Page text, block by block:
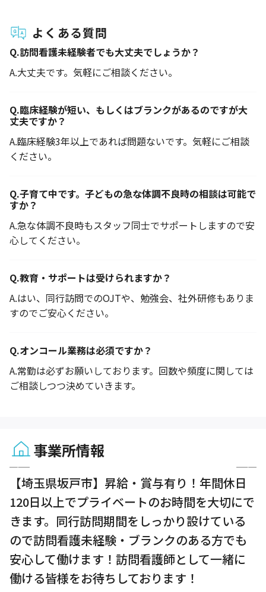
よくある質問
Q.訪問看護未経験者でも大丈夫でしょうか？
A.大丈夫です。気軽にご相談ください。
Q.臨床経験が短い、もしくはブランクがあるのですが大
丈夫ですか？
A.臨床経験3年以上であれば問題ないです。気軽にご相談
ください。
Q.子育て中です。子どもの急な体調不良時の相談は可能で
すか？
A.急な体調不良時もスタッフ同士でサポートしますので安
心してください。
Q.教育・サポートは受けられますか？
A.はい、同行訪問でのOJTや、勉強会、社外研修もありま
すのでご安心ください。
Q.オンコール業務は必須ですか？
A.常勤は必ずお願いしております。回数や頻度に関しては
ご相談しつつ決めていきます。
事業所情報
【埼玉県坂戸市】昇給・賞与有り！年間休日
120日以上でプライベートのお時間を大切にで
きます。同行訪問期間をしっかり設けている
ので訪問看護未経験・ブランクのある方でも
安心して働けます！訪問看護師として一緒に
働ける皆様をお待ちしております！